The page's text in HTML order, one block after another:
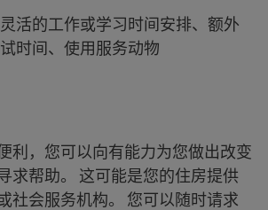
灵活的工作或学习时间安排、额外
时间、使用服务动物
利，您可以向有能力为您做出改变
求帮助。 这可能是您的住房提供
社会服务机构。 您可以随时请求